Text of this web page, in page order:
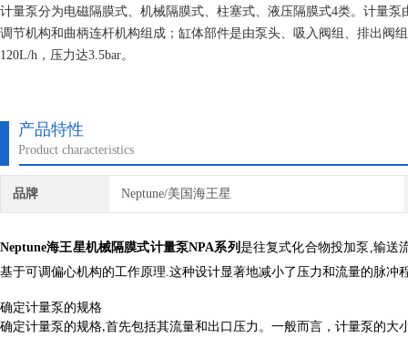
计量泵分为电磁隔膜式、机械隔膜式、柱塞式、液压隔膜式4类。计量
调节机构和曲柄连杆机构组成；缸体部件是由泵头、吸入阀组、排出阀
120L/h，压力达3.5bar。
产品特性
Product characteristics
品牌 Neptune/美国海王星
Neptune海王星机械隔膜式计量泵NPA系列 是往复式化合物投加泵,输送
基于可调偏心机构的工作原理.这种设计显著地减小了压力和流量的脉冲
确定计量泵的规格
确定计量泵的规格,首先包括其流量和出口压力。一般而言，计量泵的大